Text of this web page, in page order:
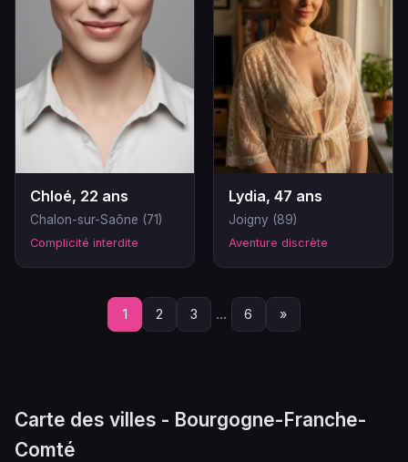
Chloé, 22 ans
Chalon-sur-Saône (71)
Complicité interdite
Lydia, 47 ans
Joigny (89)
Aventure discrète
1 2 3 ... 6 »
Carte des villes - Bourgogne-Franche-
Comté